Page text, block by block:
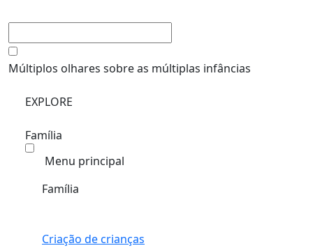
Múltiplos olhares sobre as múltiplas infâncias
EXPLORE
Família
Menu principal
Família
Criação de crianças